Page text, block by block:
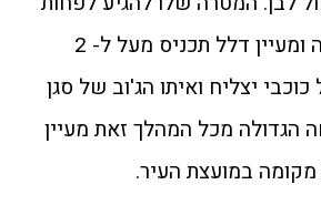
ל-7 מנדטים. במידה ומעיין דלל תכניס מעל ל- 2
יצליח ואיתו הג'וב של סגן
הגדולה מכל המהלך זאת מעיין
במועצת העיר.